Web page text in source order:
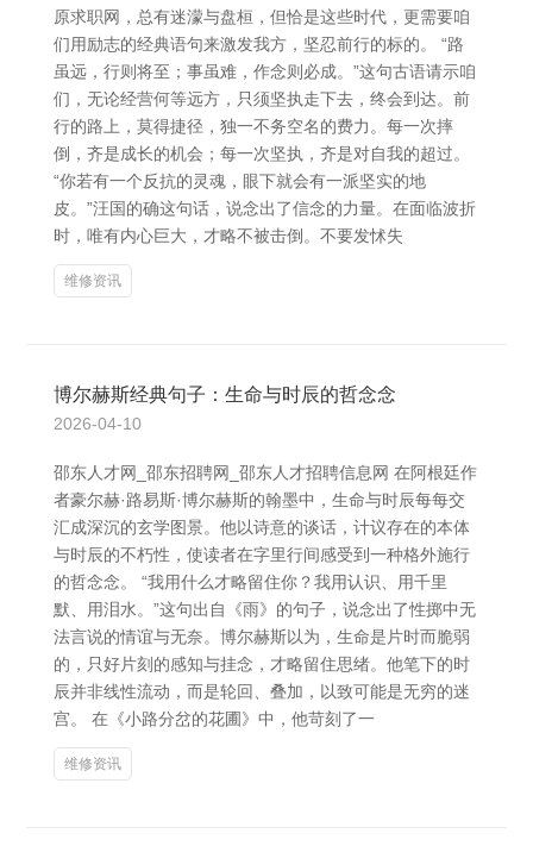
原求职网，总有迷濛与盘桓，但恰是这些时代，更需要咱
们用励志的经典语句来激发我方，坚忍前行的标的。 “路
虽远，行则将至；事虽难，作念则必成。”这句古语请示咱
们，无论经营何等远方，只须坚执走下去，终会到达。前
行的路上，莫得捷径，独一不务空名的费力。每一次摔
倒，齐是成长的机会；每一次坚执，齐是对自我的超过。
“你若有一个反抗的灵魂，眼下就会有一派坚实的地
皮。”汪国的确这句话，说念出了信念的力量。在面临波折
时，唯有内心巨大，才略不被击倒。不要发怵失
维修资讯
博尔赫斯经典句子：生命与时辰的哲念念
2026-04-10
邵东人才网_邵东招聘网_邵东人才招聘信息网 在阿根廷作
者豪尔赫·路易斯·博尔赫斯的翰墨中，生命与时辰每每交
汇成深沉的玄学图景。他以诗意的谈话，计议存在的本体
与时辰的不朽性，使读者在字里行间感受到一种格外施行
的哲念念。 “我用什么才略留住你？我用认识、用千里
默、用泪水。”这句出自《雨》的句子，说念出了性掷中无
法言说的情谊与无奈。博尔赫斯以为，生命是片时而脆弱
的，只好片刻的感知与挂念，才略留住思绪。他笔下的时
辰并非线性流动，而是轮回、叠加，以致可能是无穷的迷
宫。 在《小路分岔的花圃》中，他苛刻了一
维修资讯